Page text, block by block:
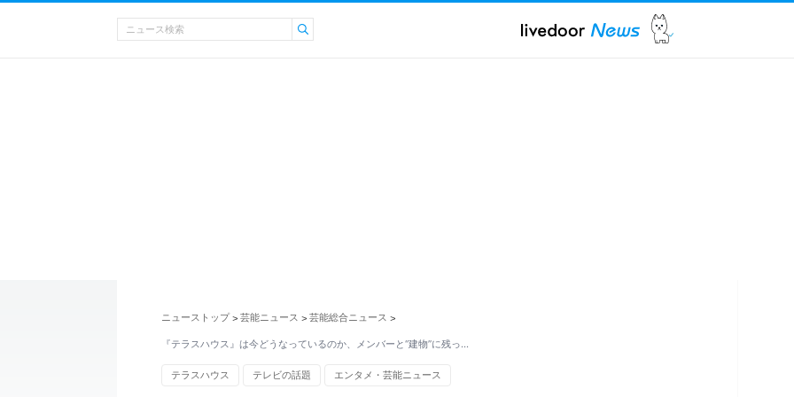
ニューストップ > 芸能ニュース > 芸能総合ニュース >
『テラスハウス』は今どうなっているのか、メンバーと“建物”に残っ…
テラスハウス テレビの話題 エンタメ・芸能ニュース